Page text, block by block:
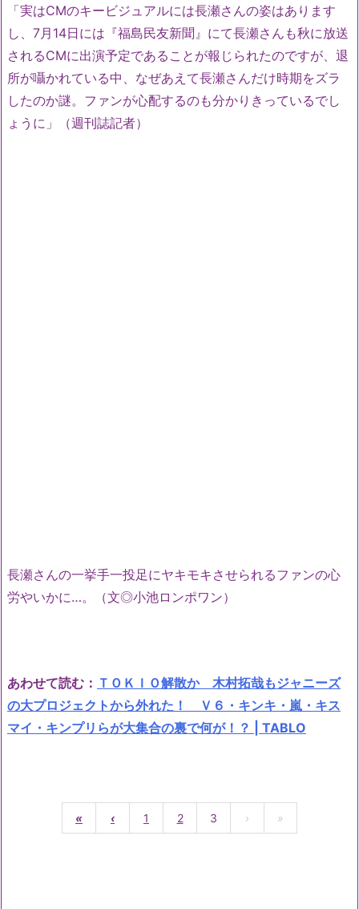
「実はCMのキービジュアルには長瀬さんの姿はあります
し、7月14日には『福島民友新聞』にて長瀬さんも秋に放送
されるCMに出演予定であることが報じられたのですが、退
所が囁かれている中、なぜあえて長瀬さんだけ時期をズラ
したのか謎。ファンが心配するのも分かりきっているでし
ょうに」（週刊誌記者）
長瀬さんの一挙手一投足にヤキモキさせられるファンの心
労やいかに…。（文◎小池ロンポワン）
あわせて読む： ＴＯＫＩＯ解散か 木村拓哉もジャニーズ
の大プロジェクトから外れた！ Ｖ６・キンキ・嵐・キス
マイ・キンプリらが大集合の裏で何が！？ | TABLO
« ‹ 1 2 3 › »